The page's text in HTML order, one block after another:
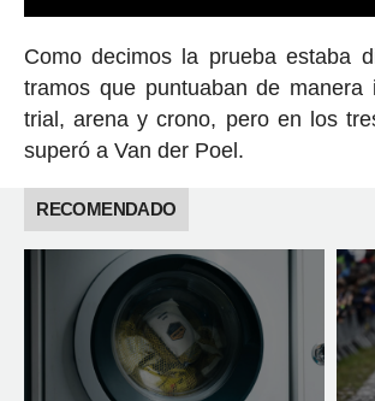
Como decimos la prueba estaba
tramos que puntuaban de manera
trial, arena y crono, pero en los
superó a Van der Poel.
RECOMENDADO